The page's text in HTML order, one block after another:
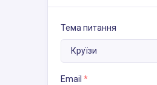
Тема питання
Email *